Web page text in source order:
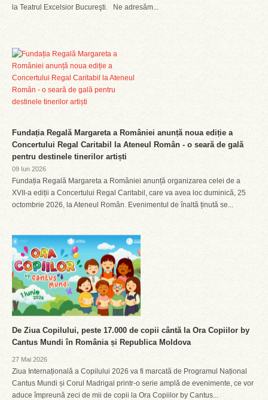
la Teatrul Excelsior Bucureşti. Ne adresăm...
Fundația Regală Margareta a României anunță noua ediție a
Concertului Regal Caritabil la Ateneul Român - o seară de gală
pentru destinele tinerilor artiști
09 Iun 2026
Fundația Regală Margareta a României anunță organizarea celei de a
XVII-a ediții a Concertului Regal Caritabil, care va avea loc duminică, 25
octombrie 2026, la Ateneul Român. Evenimentul de înaltă ținută se...
De Ziua Copilului, peste 17.000 de copii cântă la Ora Copiilor by
Cantus Mundi în România și Republica Moldova
27 Mai 2026
Ziua Internațională a Copilului 2026 va fi marcată de Programul Național
Cantus Mundi și Corul Madrigal printr-o serie amplă de evenimente, ce vor
aduce împreună zeci de mii de copii la Ora Copiilor by Cantus...